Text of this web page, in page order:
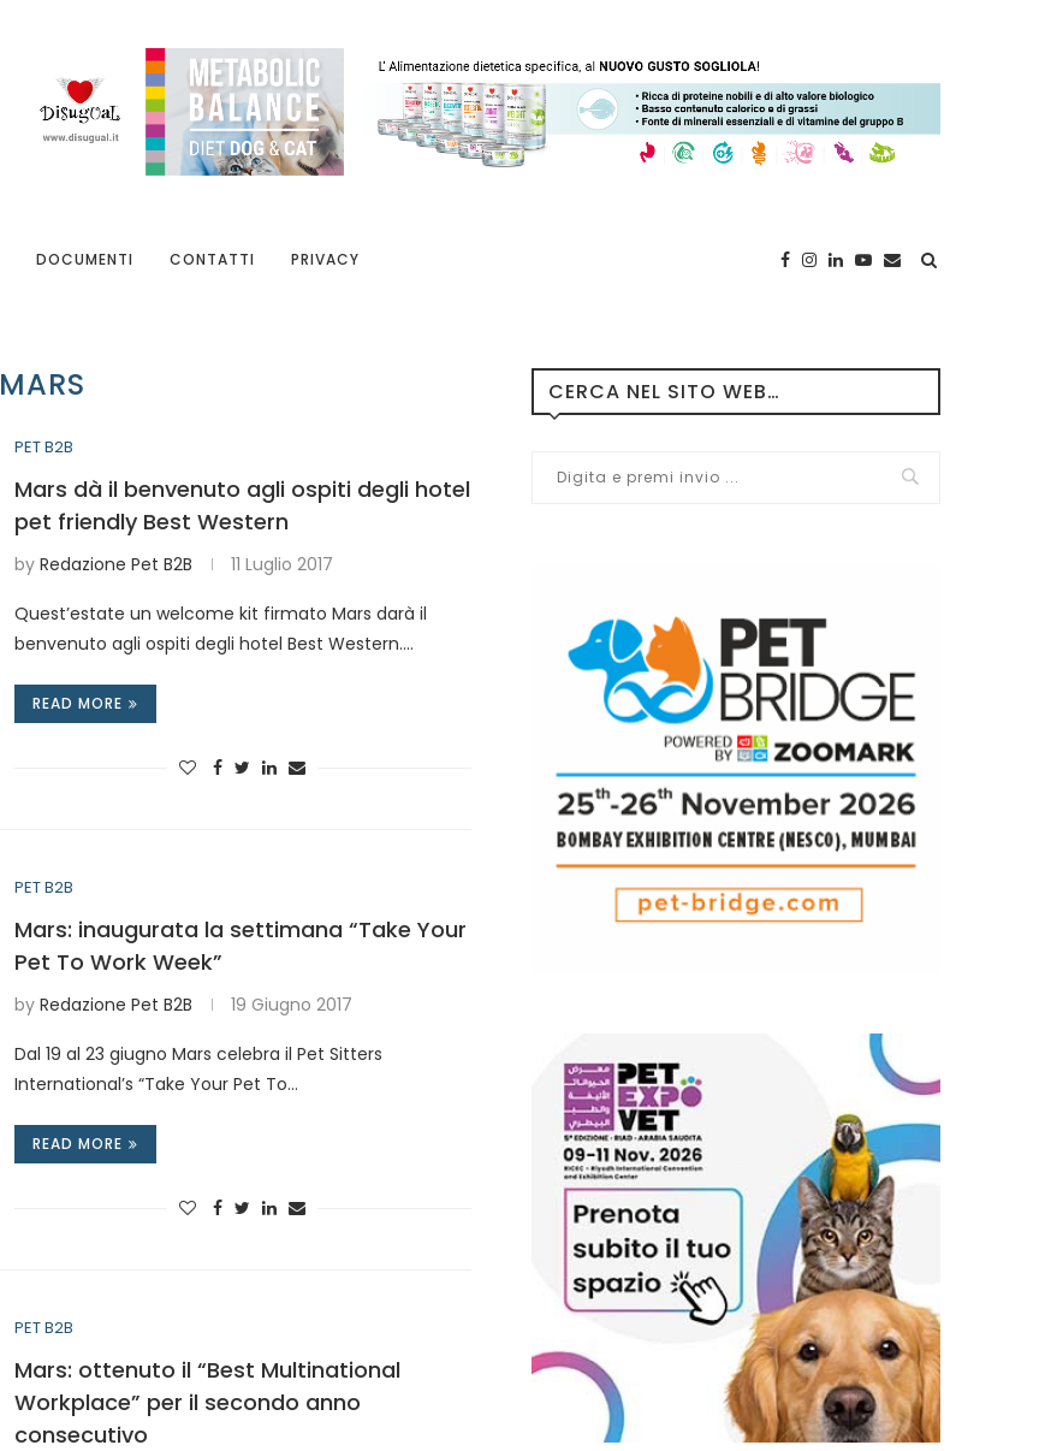
DOCUMENTI CONTATTI PRIVACY
MARS
PET B2B
Mars dà il benvenuto agli ospiti degli hotel
pet friendly Best Western
by Redazione Pet B2B 11 Luglio 2017
Quest’estate un welcome kit firmato Mars darà il
benvenuto agli ospiti degli hotel Best Western.…
READ MORE
PET B2B
Mars: inaugurata la settimana “Take Your
Pet To Work Week”
by Redazione Pet B2B 19 Giugno 2017
Dal 19 al 23 giugno Mars celebra il Pet Sitters
International’s “Take Your Pet To…
READ MORE
PET B2B
Mars: ottenuto il “Best Multinational
Workplace” per il secondo anno
consecutivo
CERCA NEL SITO WEB…